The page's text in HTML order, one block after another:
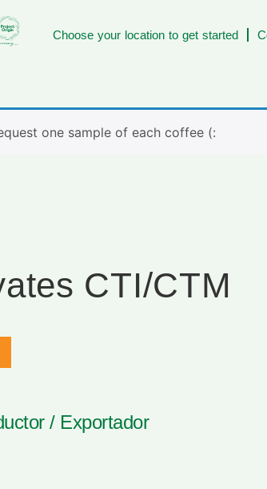
Choose your location to get started
one sample of each coffee (:
CTI/CTM
/ Exportador